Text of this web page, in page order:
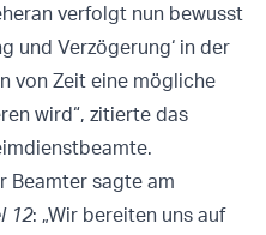
verfolgt nun bewusst
und Verzögerung‘ in der
von Zeit eine mögliche
wird“, zitierte das
Beamter sagte am
12: „Wir bereiten uns auf